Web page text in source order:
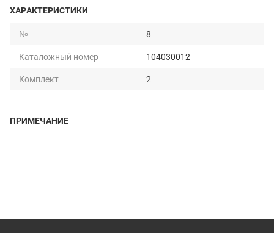
ХАРАКТЕРИСТИКИ
№
8
Каталожный номер
104030012
Комплект
2
ПРИМЕЧАНИЕ